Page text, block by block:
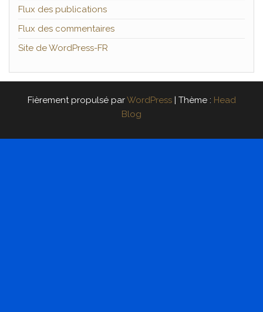
Flux des publications
Flux des commentaires
Site de WordPress-FR
Fièrement propulsé parWordPress | Thème : Head
Blog